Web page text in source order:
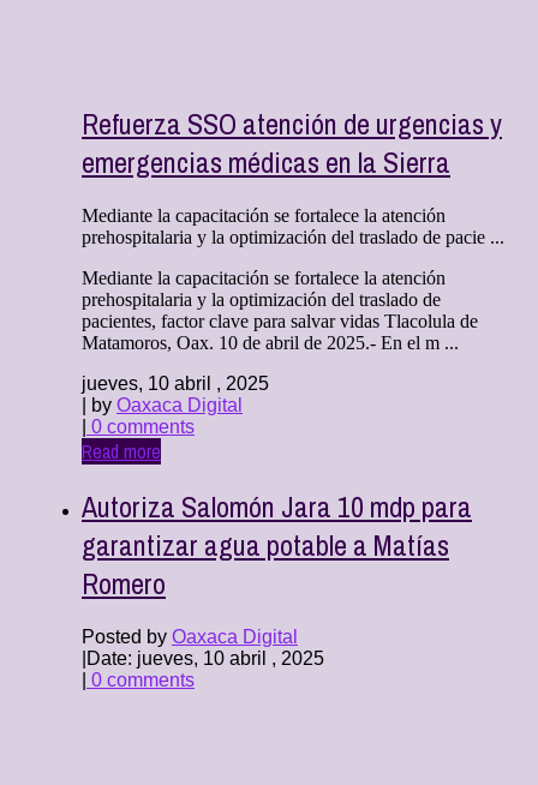
Refuerza SSO atención de urgencias y
emergencias médicas en la Sierra
Mediante la capacitación se fortalece la atención
prehospitalaria y la optimización del traslado de pacie ...
Mediante la capacitación se fortalece la atención
prehospitalaria y la optimización del traslado de
pacientes, factor clave para salvar vidas Tlacolula de
Matamoros, Oax. 10 de abril de 2025.- En el m ...
jueves, 10 abril , 2025
| by Oaxaca Digital
0 comments
Read more
Autoriza Salomón Jara 10 mdp para
garantizar agua potable a Matías
Romero
Posted by Oaxaca Digital
Date: jueves, 10 abril , 2025
0 comments